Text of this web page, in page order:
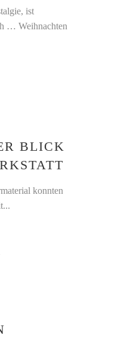
ist
… Weihnachten
BLICK
konnten